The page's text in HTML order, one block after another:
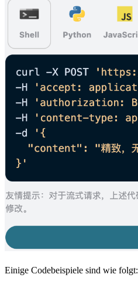
Einige Codebeispiele sind wie folgt: